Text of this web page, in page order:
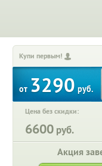
Купи первым!
от 3290 руб.
Цена без скидки:
6600 руб.
Акция